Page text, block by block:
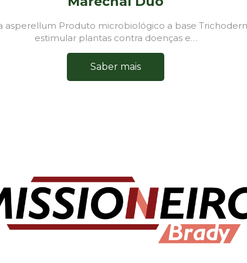
Produto microbiológico a base
estimular plantas contra doenças e…
Saber mais